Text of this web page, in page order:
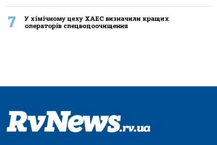
7
У хімічному цеху ХАЕС визначили кращих
операторів спецводоочищення